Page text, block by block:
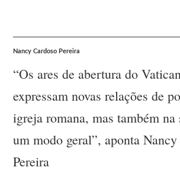
Nancy Cardoso Pereira
“Os ares de abertura do
expressam novas relações de
igreja romana, mas também na
um modo geral”, aponta
Pereira